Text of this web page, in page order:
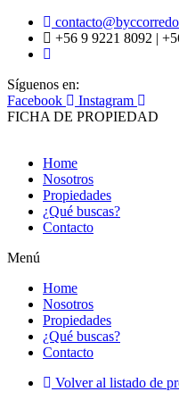
+56 9 9221 8092 |
Síguenos en:
Facebook
Instagram
FICHA DE PROPIEDAD
Home
Nosotros
Propiedades
¿Qué buscas?
Contacto
Menú
Home
Nosotros
Propiedades
¿Qué buscas?
Contacto
Volver al listado de